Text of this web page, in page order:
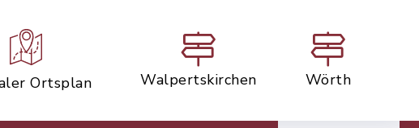
Ortsplan Walpertskirchen Wörth